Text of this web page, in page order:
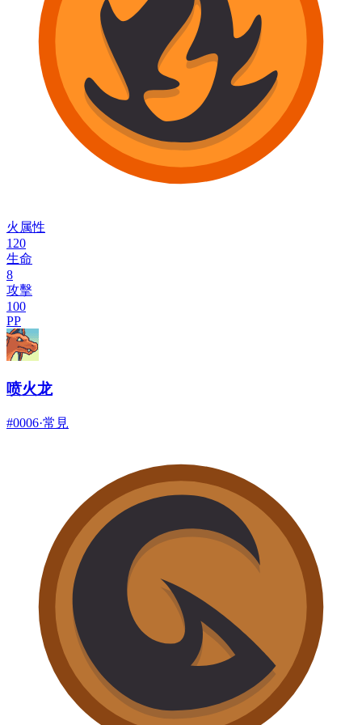
火属性
120
生命
8
攻擊
100
PP
喷火龙
#0006·常見